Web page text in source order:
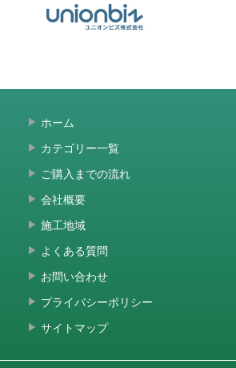
ホーム
カテゴリー一覧
ご購入までの流れ
会社概要
施工地域
よくある質問
お問い合わせ
プライバシーポリシー
サイトマップ